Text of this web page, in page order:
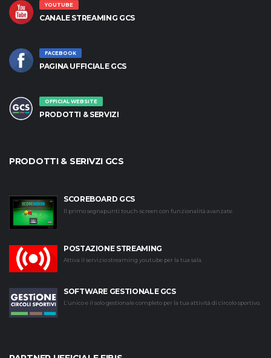
YOUTUBE
CANALE STREAMING GCS
FACEBOOK
PAGINA UFFICIALE GCS
OFFICIAL WEBSITE
PRODOTTI & SERVIZI
PRODOTTI & SERIVZI GCS
SCOREBOARD GCS
Il primo segnapunti touch-screen con funzionalità avanzate.
POSTAZIONE STREAMING
Attiva il servizio streaming youtube per la tua sala.
SOFTWARE GESTIONALE GCS
L’unico e il solo gestionale completo per la tua attività di circolo sportivo.